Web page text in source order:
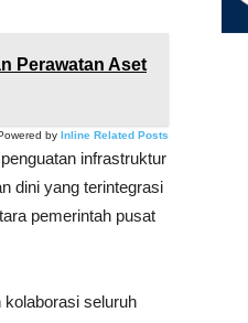
Perawatan Aset
by Inline Related Posts
infrastruktur
dini yang terintegrasi
pemerintah pusat
kolaborasi seluruh